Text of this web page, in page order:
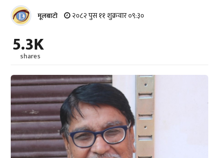
मूलबाटाे २०८२ पुस ११ शुक्रवार ०९:३०
5.3K
shares